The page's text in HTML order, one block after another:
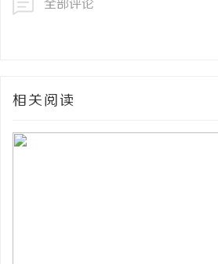
全部评论
相关阅读